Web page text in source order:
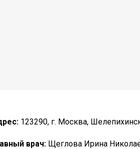
123290, г. Москва,
врач: Щеглова Ирина